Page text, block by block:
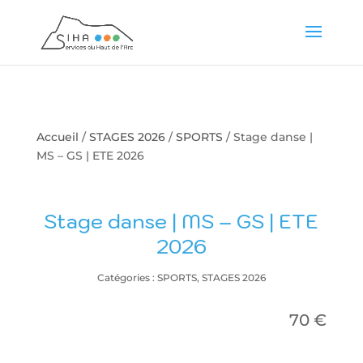
Accueil /STAGES 2026/SPORTS / Stage danse |
MS – GS | ETE 2026
Stage danse | MS – GS | ETE
2026
Catégories : SPORTS, STAGES 2026
70€